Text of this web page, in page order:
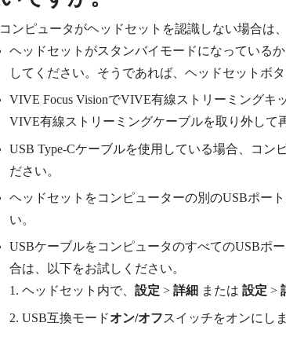
コンピュータがヘッドセットを認識しない場合は
ヘッドセットがスタンバイモードになっている
してください。そうであれば、ヘッドセットボ
VIVE Focus VisionでVIVE有線ストリーミングキ
VIVE有線ストリーミングケーブルを取り外して
USB Type-Cケーブルを使用している場合、コン
ださい。
ヘッドセットをコンピューターの別のUSBポー
い。
USBケーブルをコンピュータのすべてのUSBポ
合は、以下をお試しください。
ヘッドセット内で、 設定 > 詳細 または 設定 >
USB互換モードオン/オフスイッチをオンにしま